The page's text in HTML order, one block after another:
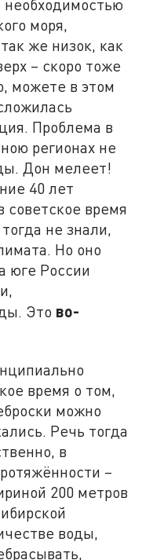
необходимостью
моря,
же низок, как
– скоро тоже
можете в этом
Проблема в
регионах не
Дон мелеет!
40 лет
советское время
не знали,
Но оно
юге России
Это во-
время о том,
можно
Речь тогда
в
–
200 метров
воды,